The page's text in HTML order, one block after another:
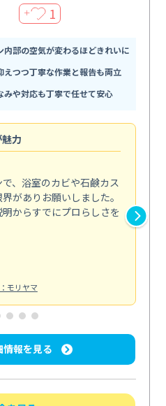
＋ 1
内部の空気が変わるほどきれいに
えつつ丁寧な作業と報告も両立
みや対応も丁寧で任せて安心
力
、浴室のカビや石鹸カス
がありお願いしました。
からすでにプロらしさを
モリヤマ
報を見る